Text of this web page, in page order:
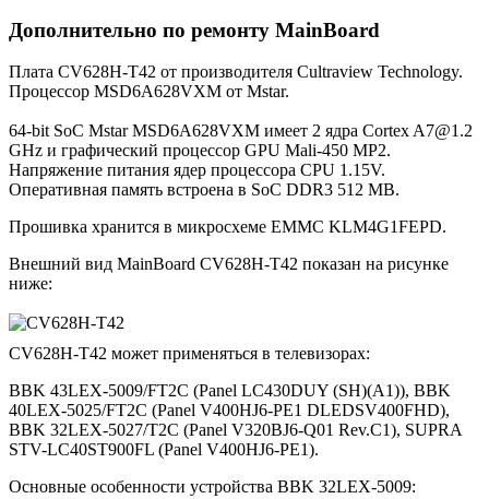
Дополнительно по ремонту MainBoard
Плата CV628H-T42 от производителя Cultraview Technology.
Процессор MSD6A628VXM от Mstar.
64-bit SoC Mstar MSD6A628VXM имеет 2 ядра Cortex A7@1.2
GHz и графический процессор GPU Mali-450 MP2.
Напряжение питания ядер процессора CPU 1.15V.
Оперативная память встроена в SoC DDR3 512 MB.
Прошивка хранится в микросхеме EMMC KLM4G1FEPD.
Внешний вид MainBoard CV628H-T42 показан на рисунке
ниже:
CV628H-T42 может применяться в телевизорах:
BBK 43LEX-5009/FT2C (Panel LC430DUY (SH)(A1)), BBK
40LEX-5025/FT2C (Panel V400HJ6-PE1 DLEDSV400FHD),
BBK 32LEX-5027/T2C (Panel V320BJ6-Q01 Rev.C1), SUPRA
STV-LC40ST900FL (Panel V400HJ6-PE1).
Основные особенности устройства BBK 32LEX-5009: